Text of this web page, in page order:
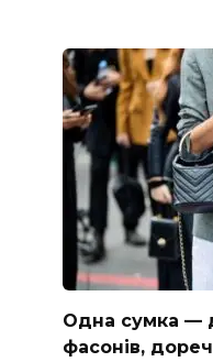
Одна сумка —
фасонів,